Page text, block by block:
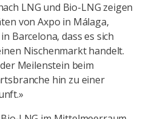
LNG und Bio-LNG zeigen
von Axpo in Málaga,
Barcelona, dass es sich
Nischenmarkt handelt.
Meilenstein beim
hin zu einer